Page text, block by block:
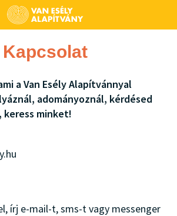
Kapcsolat
a Van Esély Alapítvánnyal
adományoznál, kérdésed
minket!
írj e-mail-t, sms-t vagy messenger